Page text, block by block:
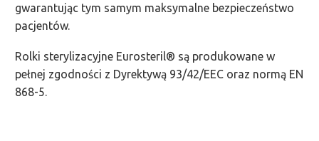
gwarantując tym samym maksymalne bezpieczeństwo
pacjentów.
Rolki sterylizacyjne Eurosteril® są produkowane w
pełnej zgodności z Dyrektywą 93/42/EEC oraz normą EN
868-5.